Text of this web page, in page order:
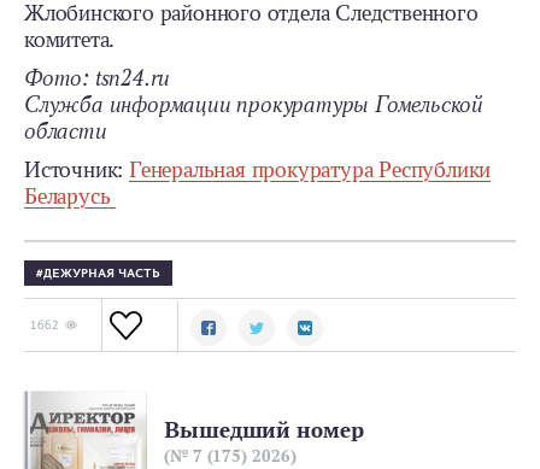
Жлобинского районного отдела Следственного
комитета.
Фото: tsn24.ru
Служба информации прокуратуры Гомельской
области
Источник: Генеральная прокуратура Республики
Беларусь
ДЕЖУРНАЯ ЧАСТЬ
1662
Вышедший номер
(№ 7 (175) 2026)